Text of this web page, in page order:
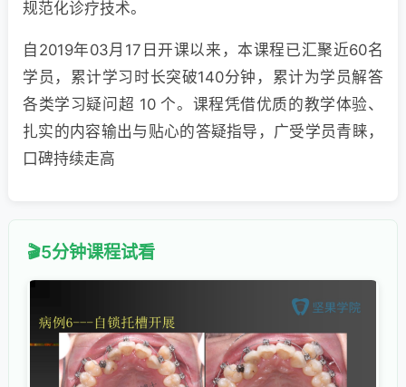
规范化诊疗技术。
自2019年03月17日开课以来，本课程已汇聚近60名
学员，累计学习时长突破140分钟，累计为学员解答
各类学习疑问超 10 个。课程凭借优质的教学体验、
扎实的内容输出与贴心的答疑指导，广受学员青睐，
口碑持续走高
5分钟课程试看